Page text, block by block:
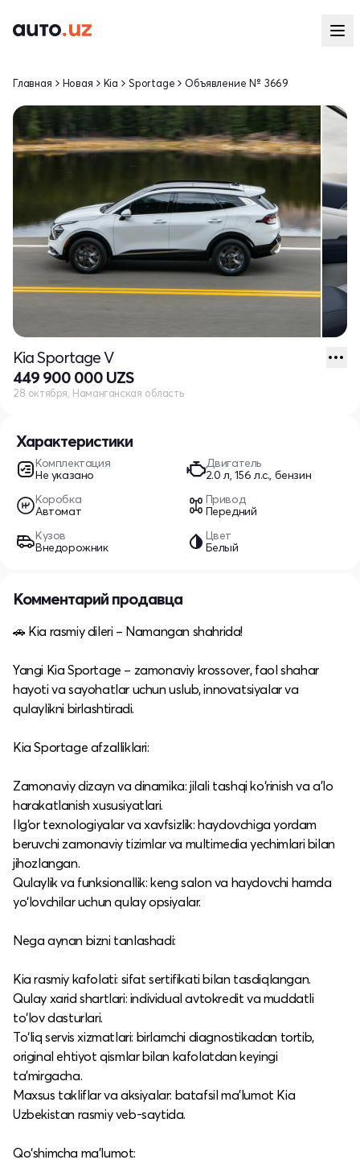
Характеристики
Комплектация
Не указано
Двигатель
2.0 л, 156 л.с., бензин
Коробка
Автомат
Привод
Передний
Кузов
Внедорожник
Цвет
Белый
Главная Новая Kia Sportage Объявление № 3669
Kia Sportage V
449 900 000 UZS
28 октября, Наманганская область
Комментарий продавца
🚗 Kia rasmiy dileri – Namangan shahrida!
Yangi Kia Sportage – zamonaviy krossover, faol shahar
hayoti va sayohatlar uchun uslub, innovatsiyalar va
qulaylikni birlashtiradi.​
Kia Sportage afzalliklari:
Zamonaviy dizayn va dinamika: jilali tashqi ko‘rinish va a’lo
harakatlanish xususiyatlari.​
Ilg‘or texnologiyalar va xavfsizlik: haydovchiga yordam
beruvchi zamonaviy tizimlar va multimedia yechimlari bilan
jihozlangan.​
Qulaylik va funksionallik: keng salon va haydovchi hamda
yo‘lovchilar uchun qulay opsiyalar.​
Nega aynan bizni tanlashadi:
Kia rasmiy kafolati: sifat sertifikati bilan tasdiqlangan.​
Qulay xarid shartlari: individual avtokredit va muddatli
to‘lov dasturlari.​
To‘liq servis xizmatlari: birlamchi diagnostikadan tortib,
original ehtiyot qismlar bilan kafolatdan keyingi
ta’mirgacha.​
Maxsus takliflar va aksiyalar: batafsil ma’lumot Kia
Uzbekistan rasmiy veb-saytida.​
Qo‘shimcha ma’lumot: